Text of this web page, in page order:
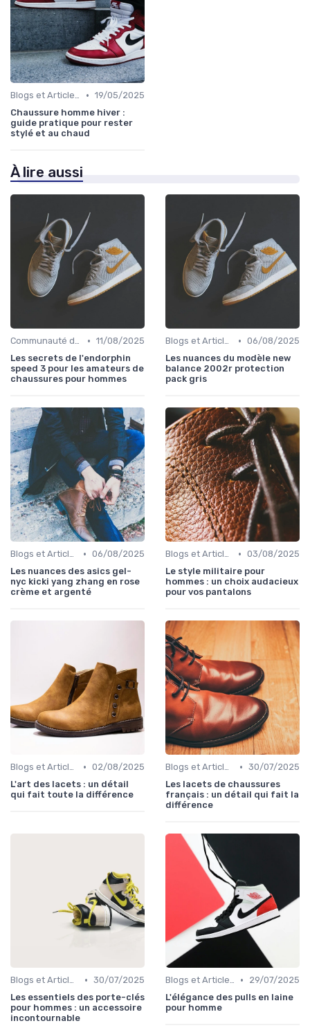
Blogs et Articles de Mode • 19/05/2025
Chaussure homme hiver :
guide pratique pour rester
stylé et au chaud
À lire aussi
Communauté des Amateurs de Chaussures • 11/08/2025
Les secrets de l'endorphin
speed 3 pour les amateurs de
chaussures pour hommes
Blogs et Articles de Mode • 06/08/2025
Les nuances du modèle new
balance 2002r protection
pack gris
Blogs et Articles de Mode • 06/08/2025
Les nuances des asics gel-
nyc kicki yang zhang en rose
crème et argenté
Blogs et Articles de Mode • 03/08/2025
Le style militaire pour
hommes : un choix audacieux
pour vos pantalons
Blogs et Articles de Mode • 02/08/2025
L'art des lacets : un détail
qui fait toute la différence
Blogs et Articles de Mode • 30/07/2025
Les lacets de chaussures
français : un détail qui fait la
différence
Blogs et Articles de Mode • 30/07/2025
Les essentiels des porte-clés
pour hommes : un accessoire
incontournable
Blogs et Articles de Mode •
29/07/2025
L'élégance des pulls en laine
pour homme